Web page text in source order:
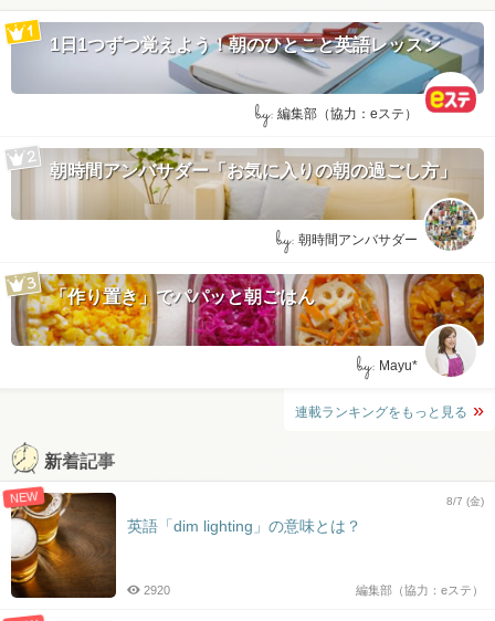
1日1つずつ覚えよう！朝のひとこと英語レッスン
by: 編集部（協力：eステ）
朝時間アンバサダー「お気に入りの朝の過ごし方」
by: 朝時間アンバサダー
「作り置き」でパパッと朝ごはん
by: Mayu*
連載ランキングをもっと見る
新着記事
NEW 8/7 (金)
英語「dim lighting」の意味とは？
編集部（協力：eステ）
2920